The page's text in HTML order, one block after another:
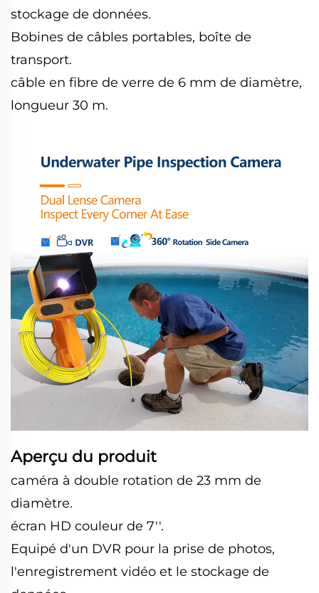
stockage de données.
Bobines de câbles portables, boîte de
transport.
câble en fibre de verre de 6 mm de diamètre,
longueur 30 m.
Aperçu du produit
caméra à double rotation de 23 mm de
diamètre.
écran HD couleur de 7''.
Equipé d'un DVR pour la prise de photos,
l'enregistrement vidéo et le stockage de